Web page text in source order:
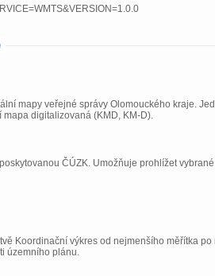
mapy veřejné správy Olomouckého kraje.
digitalizovaná (KMD, KM-D).
ČÚZK. Umožňuje prohlížet
Koordinační výkres od nejmenšího měřítka
územního plánu.